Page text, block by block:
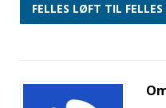
FELLES LØFT TIL